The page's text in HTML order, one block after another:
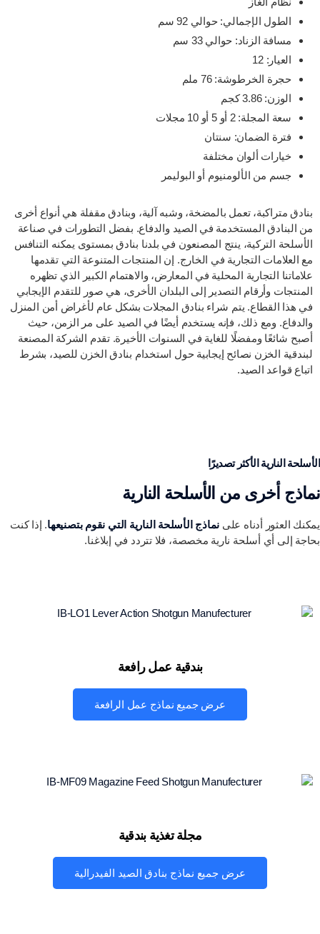
الطول الإجمالي: حوالي 92 سم
مسافة الزناد: حوالي 33 سم
العيار: 12
حجرة الخرطوشة: 76 ملم
الوزن: 3.86 كجم
سعة المجلة: 2 أو 5 أو 10 مجلات
فترة الضمان: سنتان
خيارات ألوان مختلفة
جسم من الألومنيوم أو البوليمر
بنادق متراكبة، تعمل بالمضخة، وشبه آلية، وبنادق مقفلة هي أنواع أخرى
من البنادق المستخدمة في الصيد والدفاع. بفضل التطورات في صناعة
الأسلحة التركية، ينتج المصنعون في بلدنا بنادق بمستوى يمكنه التنافس
مع العلامات التجارية في الخارج. إن المنتجات المتنوعة التي تقدمها
علاماتنا التجارية المحلية في المعارض، والاهتمام الكبير الذي تظهره
المنتجات وأرقام التصدير إلى البلدان الأخرى، هي صور للتقدم الإيجابي
في هذا القطاع. يتم شراء بنادق المجلات بشكل عام لأغراض أمن المنزل
والدفاع. ومع ذلك، فإنه يستخدم أيضًا في الصيد على مر الزمن، حيث
أصبح شائعًا ومفضلًا للغاية في السنوات الأخيرة. تقدم الشركة المصنعة
لبندقية الخزن نصائح إيجابية حول استخدام بنادق الخزن للصيد، بشرط
اتباع قواعد الصيد.
الأسلحة النارية الأكثر تصديرًا
نماذج أخرى من الأسلحة النارية
يمكنك العثور أدناه على نماذج الأسلحة النارية التي نقوم بتصنيعها. إذا كنت
بحاجة إلى أي أسلحة نارية مخصصة، فلا تتردد في إبلاغنا.
بندقية عمل رافعة
عرض جميع نماذج عمل الرافعة
مجلة تغذية بندقية
عرض جميع نماذج بنادق الصيد الفيدرالية